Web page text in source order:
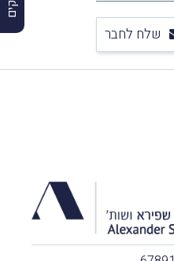
שלח לחבר